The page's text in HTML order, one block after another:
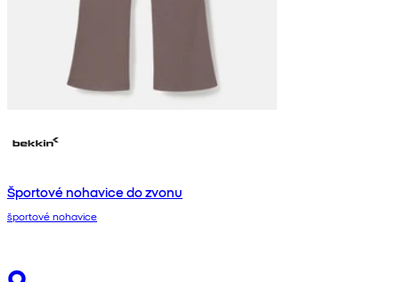
Športové nohavice do zvonu
športové nohavice